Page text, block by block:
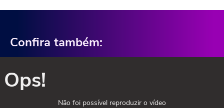
Confira também:
Ops!
Não foi possível reproduzir o vídeo